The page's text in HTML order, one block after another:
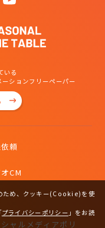
いる
ションフリーペーパー
頼
CM
ャルメディアポリ
ため、クッキー(Cookie)を使
「プライバシーポリシー 」をお読